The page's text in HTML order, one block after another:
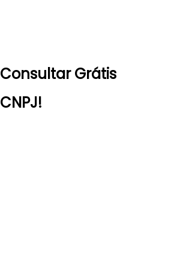
Consultar Grátis
CNPJ!